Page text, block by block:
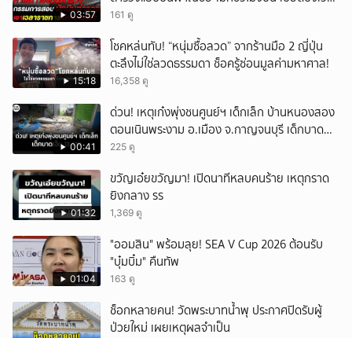
03:57
ทำหน้าที่
161 ดู
15:18
โชคหล่นทับ! “หนุ่มซื้อลวด” จากร้านมือ 2 ญี่ปุ่น
ตะลึงไม่ใช่ลวดธรรมดา ช็อครู้ซ่อนมูลค่ามหาศาล!
16,358 ดู
00:41
ด่วน! เหตุเก๋งพุ่งชนศูนย์ฯ เด็กเล็ก บ้านหนองสอง
ตอนเนินพระงาม อ.เมือง จ.กาญจนบุรี เด็กบาด
เจ็บ 13 ราย
225 ดู
01:32
ขวัญเอ๋ยขวัญมา! เปิดนาทีหลบคนร้าย เหตุกราด
ยิงกลาง รร
1,369 ดู
01:04
"ออมสิน" พร้อมลุย! SEA V Cup 2026 ต้อนรับ
"บุ๋มบิ๋ม" คืนทัพ
163 ดู
ช็อกหลายคน! วัดพระบาทน้ำพุ ประกาศปิดรับผู้
ป่วยใหม่ เผยเหตุผลจำเป็น